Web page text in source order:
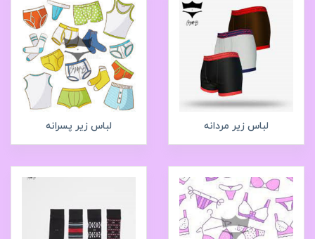
لباس زیر مردانه لباس زیر پسرانه